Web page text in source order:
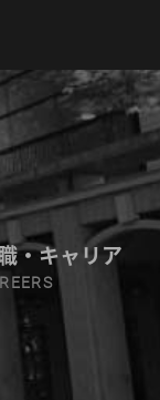
・キャリア